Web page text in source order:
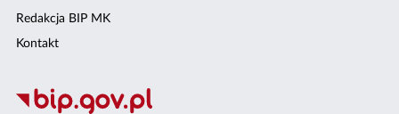
Redakcja BIP MK
Kontakt